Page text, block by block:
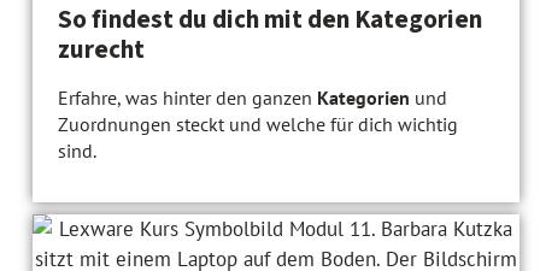
So findest du dich mit den Kategorien
zurecht
Erfahre, was hinter den ganzen Kategorien und
Zuordnungen steckt und welche für dich wichtig
sind.